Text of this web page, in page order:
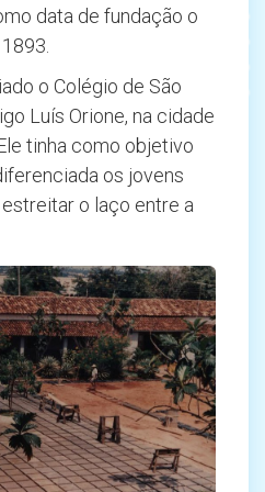
data de fundação o
o Colégio de São
Luís Orione, na cidade
tinha como objetivo
os jovens
o laço entre a